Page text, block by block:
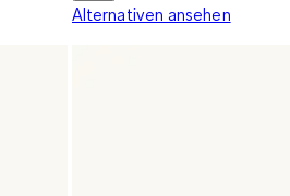
Alternativen ansehen